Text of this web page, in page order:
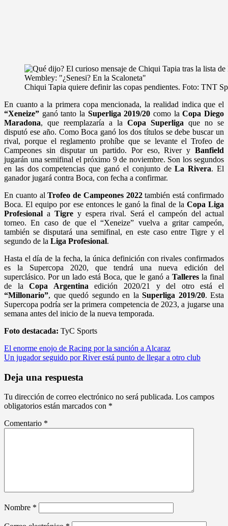
Chiqui Tapia quiere definir las copas pendientes. Foto: TNT
En cuanto a la primera copa mencionada, la realidad indica que el
“Xeneize” ganó tanto la Superliga 2019/20 como laCopa Diego
Maradona, que reemplazaría a la Copa Superliga que no se
disputó ese año. Como Boca ganó los dos títulos se debe buscar un
rival, porque el reglamento prohíbe que se levante el Trofeo de
Campeones sin disputar un partido. Por eso, River y Banfield
jugarán una semifinal el próximo 9 de noviembre. Son los segundos
en las dos competencias que ganó el conjunto deLa Rivera. El
ganador jugará contra Boca, con fecha a confirmar.
En cuanto alTrofeo de Campeones 2022también está confirmado
Boca. El equipo por ese entonces le ganó la final de la Copa Liga
Profesional a Tigre y espera rival. Será el campeón del actual
torneo. En caso de que el “Xeneize” vuelva a gritar campeón,
también se disputará una semifinal, en este caso entre Tigre y el
segundo de la Liga Profesional.
Hasta el día de la fecha, la única definición con rivales confirmados
es la Supercopa 2020, que tendrá una nueva edición del
superclásico. Por un lado está Boca, que le ganó a Talleresla final
de laCopa Argentina edición 2020/21 y del otro está el
“Millonario”, que quedó segundo en la Superliga 2019/20. Esta
Supercopa podría ser la primera competencia de 2023, a jugarse una
semana antes del inicio de la nueva temporada.
Foto destacada: TyC Sports
Navegación
de
entradas
El enorme enojo de Racing por la sanción a Alcaraz
Un jugador seguido por River está punto de llegar a otro club
Deja una respuesta
Tu dirección de correo electrónico no será publicada. Los campos
obligatorios están marcados con *
Comentario *
Nombre *